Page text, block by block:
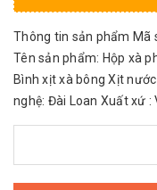
Thông tin sản phẩm Mã
Tên sản phẩm: Hộp xà
Bình xịt xà bông Xịt
nghệ: Đài Loan Xuất xứ :